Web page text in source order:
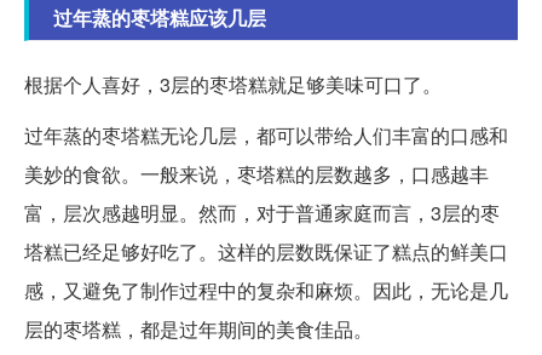
过年蒸的枣塔糕应该几层
根据个人喜好，3层的枣塔糕就足够美味可口了。
过年蒸的枣塔糕无论几层，都可以带给人们丰富的口感和
美妙的食欲。一般来说，枣塔糕的层数越多，口感越丰
富，层次感越明显。然而，对于普通家庭而言，3层的枣
塔糕已经足够好吃了。这样的层数既保证了糕点的鲜美口
感，又避免了制作过程中的复杂和麻烦。因此，无论是几
层的枣塔糕，都是过年期间的美食佳品。